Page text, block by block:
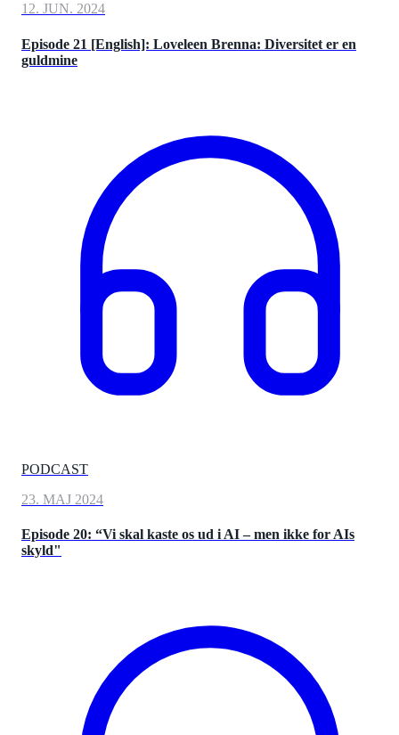
12. JUN. 2024
Episode 21 [English]: Loveleen Brenna: Diversitet er en
guldmine
PODCAST
23. MAJ 2024
Episode 20: “Vi skal kaste os ud i AI – men ikke for AIs
skyld"